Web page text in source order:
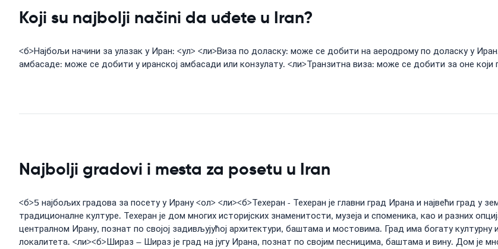
Koji su najbolji načini da uđete u Iran?
<б>Најбољи начини за улазак у Иран: <ул> <ли>Виза по доласку: може се добити на аеродрому по доласку у
амбасаде: може се добити у иранској амбасади или конзулату. <ли>Транзитна виза: може се добити за оне који
Najbolji gradovi i mesta za posetu u Iran
<б>5 најбољих градова за посету у Ирану <ол> <ли><б>Техеран - Техеран је главни град Ирана и највећи град
традиционалне културе. Техеран је дом многих историјских знаменитости, музеја и споменика, као и разних
централном Ирану, познат по својој задивљујућој архитектури, баштама и мостовима. Град има богату културну
локалитета. <ли><б>Шираз – Шираз је град на југу Ирана, познат по својим песницима, баштама и вину. Дом је